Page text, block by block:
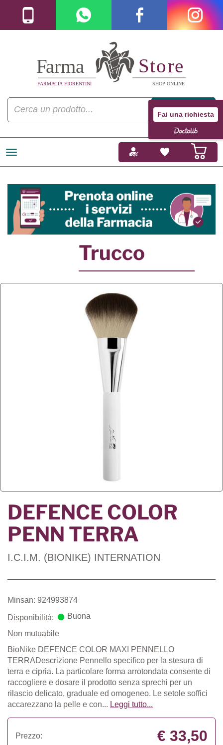
Fai una richiesta
Trucco
DEFENCE COLOR
PENN TERRA
I.C.I.M. (BIONIKE) INTERNATION
Minsan: 924993874
Disponibilità: Buona
Non mutuabile
BioNike DEFENCE COLOR MAXI PENNELLO
TERRADescrizione Pennello specifico per la stesura di
terra e cipria. La particolare forma arrotondata consente di
raccogliere e dosare il prodotto senza sprechi per un
rilascio delicato, graduale ed omogeneo. Le setole soffici
accarezzano la pelle e con... Leggi tutto...
Prezzo: € 33,50